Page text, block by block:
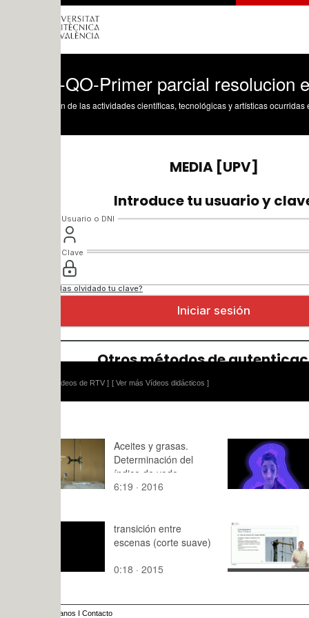
Primer parcial resolucion examen
de las actividades científicas, tecnológicas y artísticas ocurridas en los tres
[ Ver más Vídeos didácticos ]
Aceites y grasas.
Determinación del
índice de yodo
6:19 · 2016
Práctica 8
0:14 · 2014
transición entre
escenas (corte suave)
0:18 · 2015
Dipolo
1:19 · 2019